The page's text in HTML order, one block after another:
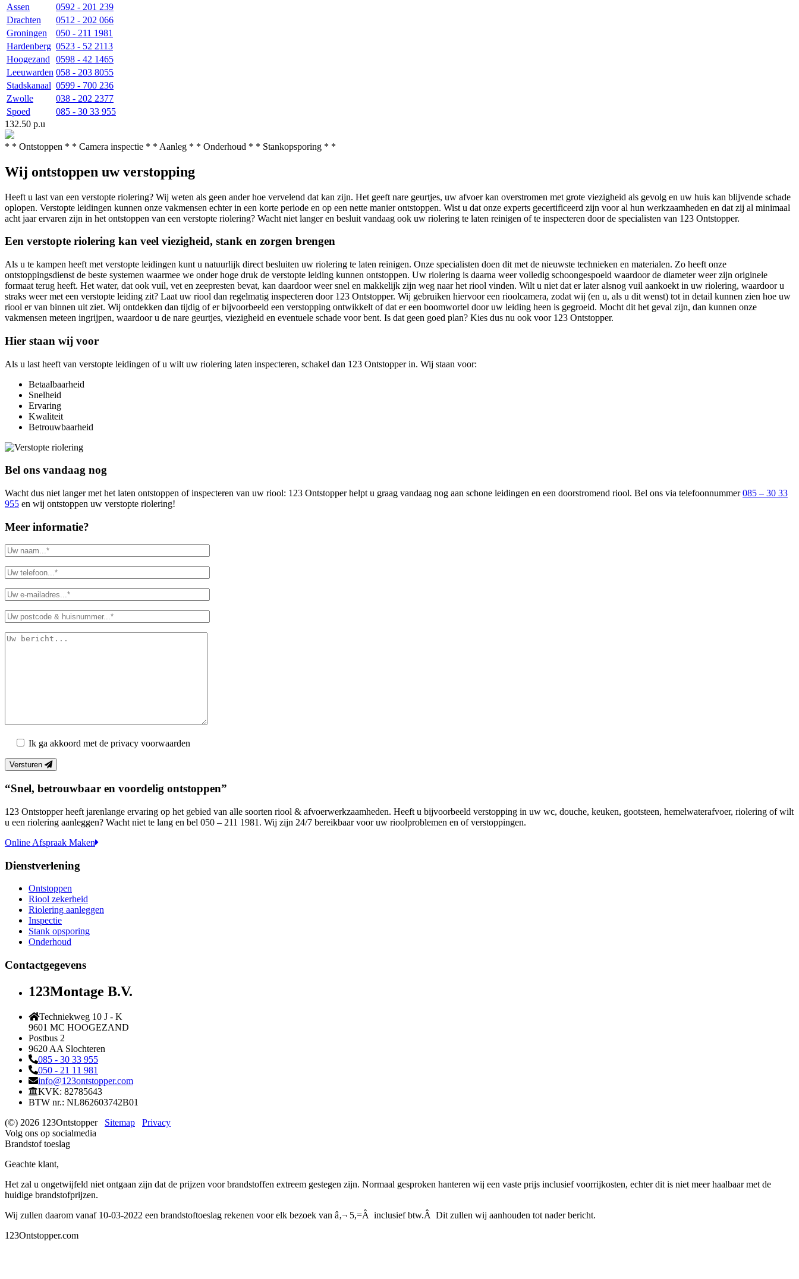
Assen
0592 - 201 239
Drachten
0512 - 202 066
Groningen
050 - 211 1981
Hardenberg 0523 - 52 2113
Hoogezand
0598 - 42 1465
Leeuwarden 058 - 203 8055
Stadskanaal 0599 - 700 236
Zwolle
038 - 202 2377
Spoed
085 - 30 33 955
132.50 p.u
* * Ontstoppen * * Camera inspectie * * Aanleg * * Onderhoud * * Stankopsporing * *
Wij ontstoppen uw verstopping
Heeft u last van een verstopte riolering? Wij weten als geen ander hoe vervelend dat kan zijn. Het geeft nare geurtjes, uw afvoer kan overstromen met grote viezigheid als gevolg en uw huis kan blijvende schade
oplopen. Verstopte leidingen kunnen onze vakmensen echter in een korte periode en op een nette manier ontstoppen. Wist u dat onze experts gecertificeerd zijn voor al hun werkzaamheden en dat zij al minimaal
acht jaar ervaren zijn in het ontstoppen van een verstopte riolering? Wacht niet langer en besluit vandaag ook uw riolering te laten reinigen of te inspecteren door de specialisten van 123 Ontstopper.
Een verstopte riolering kan veel viezigheid, stank en zorgen brengen
Als u te kampen heeft met verstopte leidingen kunt u natuurlijk direct besluiten uw riolering te laten reinigen. Onze specialisten doen dit met de nieuwste technieken en materialen. Zo heeft onze
ontstoppingsdienst de beste systemen waarmee we onder hoge druk de verstopte leiding kunnen ontstoppen. Uw riolering is daarna weer volledig schoongespoeld waardoor de diameter weer zijn originele
formaat terug heeft. Het water, dat ook vuil, vet en zeepresten bevat, kan daardoor weer snel en makkelijk zijn weg naar het riool vinden. Wilt u niet dat er later alsnog vuil aankoekt in uw riolering, waardoor u
straks weer met een verstopte leiding zit? Laat uw riool dan regelmatig inspecteren door 123 Ontstopper. Wij gebruiken hiervoor een rioolcamera, zodat wij (en u, als u dit wenst) tot in detail kunnen zien hoe uw
riool er van binnen uit ziet. Wij ontdekken dan tijdig of er bijvoorbeeld een verstopping ontwikkelt of dat er een boomwortel door uw leiding heen is gegroeid. Mocht dit het geval zijn, dan kunnen onze
vakmensen meteen ingrijpen, waardoor u de nare geurtjes, viezigheid en eventuele schade voor bent. Is dat geen goed plan? Kies dus nu ook voor 123 Ontstopper.
Hier staan wij voor
Als u last heeft van verstopte leidingen of u wilt uw riolering laten inspecteren, schakel dan 123 Ontstopper in. Wij staan voor:
Betaalbaarheid
Snelheid
Ervaring
Kwaliteit
Betrouwbaarheid
Bel ons vandaag nog
Wacht dus niet langer met het laten ontstoppen of inspecteren van uw riool: 123 Ontstopper helpt u graag vandaag nog aan schone leidingen en een doorstromend riool. Bel ons via telefoonnummer085 – 30 33
955 en wij ontstoppen uw verstopte riolering!
Meer informatie?
Ik ga akkoord met de privacy voorwaarden
Versturen
“Snel, betrouwbaar en voordelig ontstoppen”
123 Ontstopper heeft jarenlange ervaring op het gebied van alle soorten riool & afvoerwerkzaamheden. Heeft u bijvoorbeeld verstopping in uw wc, douche, keuken, gootsteen, hemelwaterafvoer, riolering of wilt
u een riolering aanleggen? Wacht niet te lang en bel 050 – 211 1981. Wij zijn 24/7 bereikbaar voor uw rioolproblemen en of verstoppingen.
Online Afspraak Maken
Dienstverlening
Ontstoppen
Riool zekerheid
Riolering aanleggen
Inspectie
Stank opsporing
Onderhoud
Contactgegevens
123Montage B.V.
Techniekweg 10 J - K
9601 MC HOOGEZAND
Postbus 2
9620 AA Slochteren
085 - 30 33 955
050 - 21 11 981
info@123ontstopper.com
KVK: 82785643
BTW nr.: NL862603742B01
(©) 2026 123Ontstopper Sitemap
Privacy
Volg ons op socialmedia
Brandstof toeslag
Geachte klant,
Het zal u ongetwijfeld niet ontgaan zijn dat de prijzen voor brandstoffen extreem gestegen zijn. Normaal gesproken hanteren wij een vaste prijs inclusief voorrijkosten, echter dit is niet meer haalbaar met de
huidige brandstofprijzen.
Wij zullen daarom vanaf 10-03-2022 een brandstoftoeslag rekenen voor elk bezoek van â‚¬ 5,=Â inclusief btw.Â Dit zullen wij aanhouden tot nader bericht.
123Ontstopper.com